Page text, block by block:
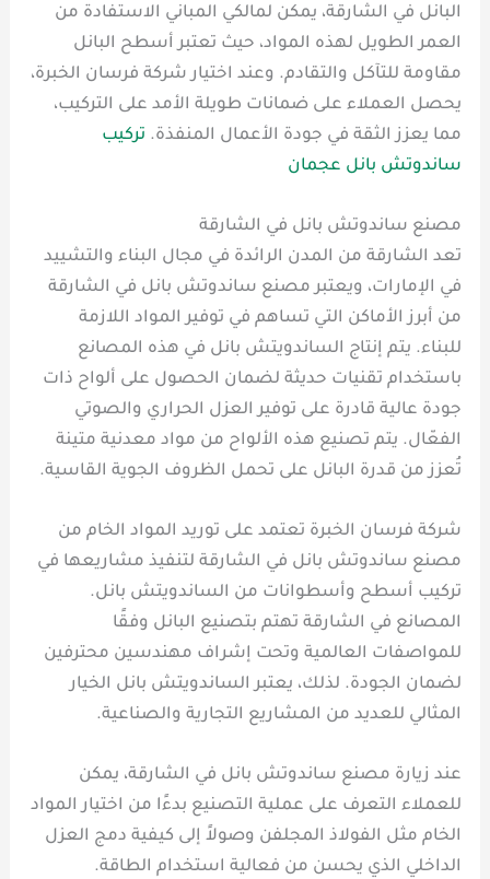
البانل في الشارقة، يمكن لمالكي المباني الاستفادة من
العمر الطويل لهذه المواد، حيث تعتبر أسطح البانل
مقاومة للتآكل والتقادم. وعند اختيار شركة فرسان الخبرة،
يحصل العملاء على ضمانات طويلة الأمد على التركيب،
مما يعزز الثقة في جودة الأعمال المنفذة. تركيب
ساندوتش بانل عجمان
مصنع ساندوتش بانل في الشارقة
تعد الشارقة من المدن الرائدة في مجال البناء والتشييد
في الإمارات، ويعتبر مصنع ساندوتش بانل في الشارقة
من أبرز الأماكن التي تساهم في توفير المواد اللازمة
للبناء. يتم إنتاج الساندويتش بانل في هذه المصانع
باستخدام تقنيات حديثة لضمان الحصول على ألواح ذات
جودة عالية قادرة على توفير العزل الحراري والصوتي
الفعّال. يتم تصنيع هذه الألواح من مواد معدنية متينة
تُعزز من قدرة البانل على تحمل الظروف الجوية القاسية.
شركة فرسان الخبرة تعتمد على توريد المواد الخام من
مصنع ساندوتش بانل في الشارقة لتنفيذ مشاريعها في
تركيب أسطح وأسطوانات من الساندويتش بانل.
المصانع في الشارقة تهتم بتصنيع البانل وفقًا
للمواصفات العالمية وتحت إشراف مهندسين محترفين
لضمان الجودة. لذلك، يعتبر الساندويتش بانل الخيار
المثالي للعديد من المشاريع التجارية والصناعية.
عند زيارة مصنع ساندوتش بانل في الشارقة، يمكن
للعملاء التعرف على عملية التصنيع بدءًا من اختيار المواد
الخام مثل الفولاذ المجلفن وصولاً إلى كيفية دمج العزل
الداخلي الذي يحسن من فعالية استخدام الطاقة.